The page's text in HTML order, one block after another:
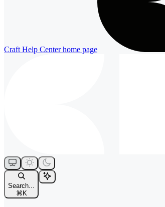
Craft Help Centerhome page
Search...
⌘ K